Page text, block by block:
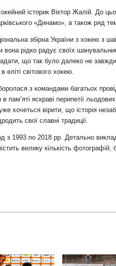
історик Віктор Жалій. До
«Динамо», а також ряд
збірна України з хокею з
рідко радує своїх
що так було далеко не
світового хокею.
з командами багатьох
яскраві перипетії льодових
хочеться вірити, що історія
свої славні традиції.
з 1993 по 2018 рр. Детально
велику кількість фотографій,